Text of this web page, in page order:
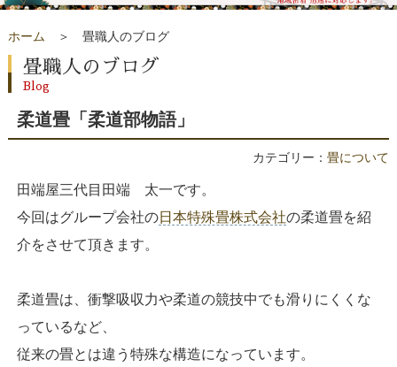
ホーム ＞ 畳職人のブログ
畳職人のブログ
Blog
柔道畳「柔道部物語」
カテゴリー：畳について
田端屋三代目田端 太一です。
今回はグループ会社の日本特殊畳株式会社の柔道畳を紹
介をさせて頂きます。
柔道畳は、衝撃吸収力や柔道の競技中でも滑りにくくな
っているなど、
従来の畳とは違う特殊な構造になっています。